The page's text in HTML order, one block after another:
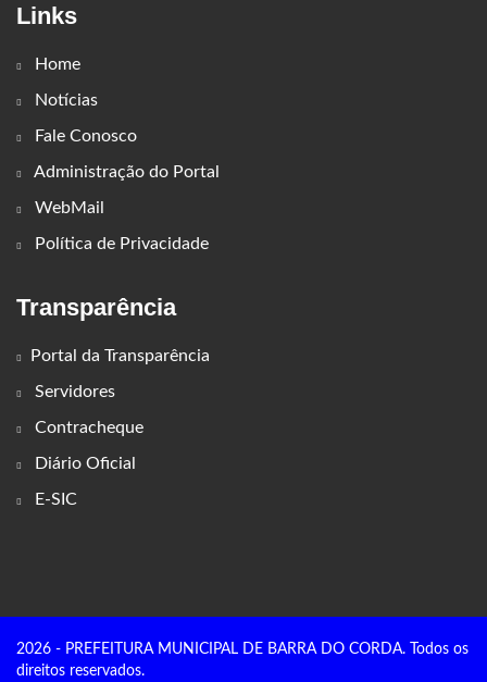
Links
Home
Notícias
Fale Conosco
Administração do Portal
WebMail
Política de Privacidade
Transparência
Portal da Transparência
Servidores
Contracheque
Diário Oficial
E-SIC
2026 - PREFEITURA MUNICIPAL DE BARRA DO CORDA. Todos os
direitos reservados.